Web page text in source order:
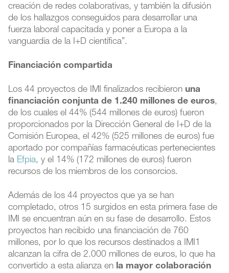
creación de redes colaborativas, y también la difusión
de los hallazgos conseguidos para desarrollar una
fuerza laboral capacitada y poner a Europa a la
vanguardia de la I+D científica”.
Financiación compartida
Los 44 proyectos de IMI finalizados recibieron una
financiación conjunta de 1.240 millones de euros,
de los cuales el 44% (544 millones de euros) fueron
proporcionados por la Dirección General de I+D de la
Comisión Europea, el 42% (525 millones de euros) fue
aportado por compañías farmacéuticas pertenecientes
la Efpia, y el 14% (172 millones de euros) fueron
recursos de los miembros de los consorcios.
Además de los 44 proyectos que ya se han
completado, otros 15 surgidos en esta primera fase de
IMI se encuentran aún en su fase de desarrollo. Estos
proyectos han recibido una financiación de 760
millones, por lo que los recursos destinados a IMI1
alcanzan la cifra de 2.000 millones de euros, lo que ha
convertido a esta alianza en la mayor colaboración